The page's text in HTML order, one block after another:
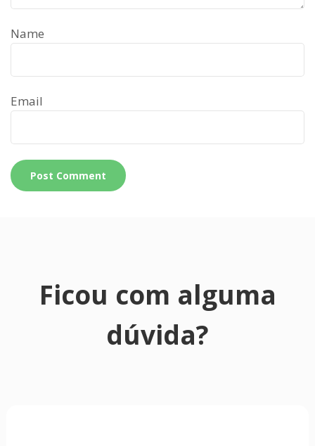
Name
Email
Ficou com alguma
dúvida?